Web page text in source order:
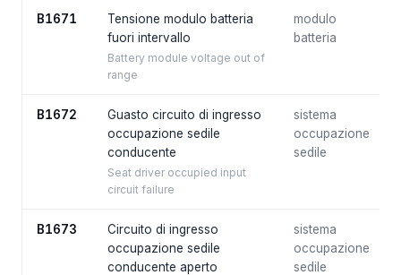
B1671
Tensione modulo batteria
fuori intervallo
Battery module voltage out of
range
modulo
batteria
B1672
Guasto circuito di ingresso
occupazione sedile
conducente
Seat driver occupied input
circuit failure
sistema
occupazione
sedile
B1673
Circuito di ingresso
occupazione sedile
conducente aperto
sistema
occupazione
sedile